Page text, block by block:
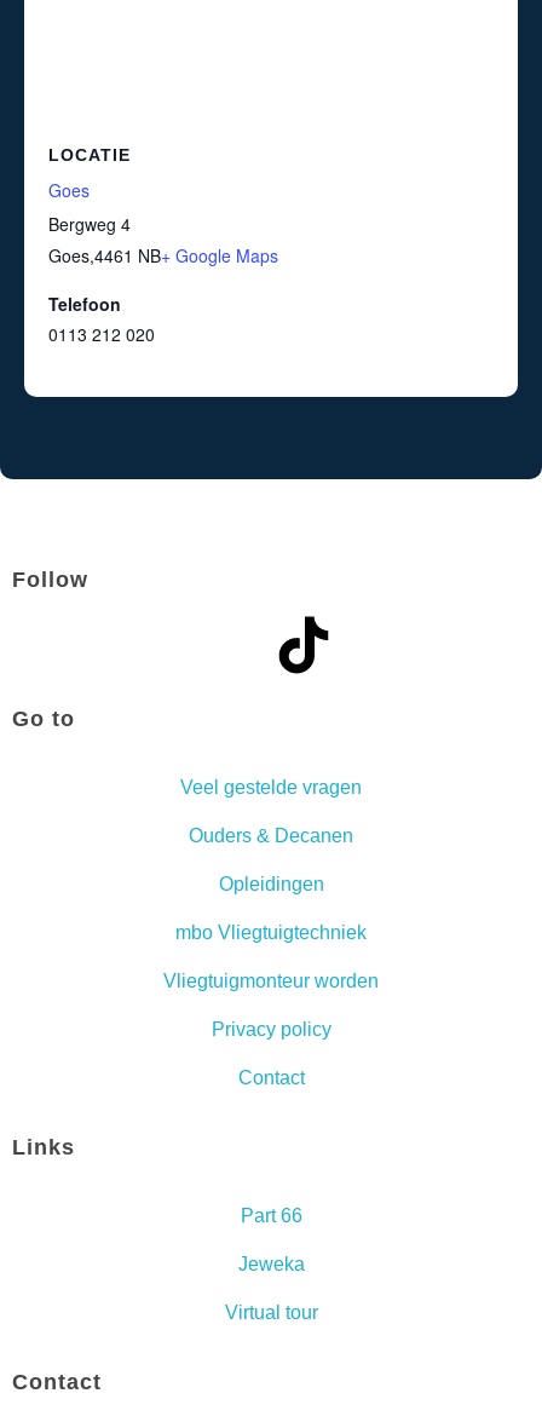
LOCATIE
Goes
Bergweg 4
Goes,4461 NB+ Google Maps
Telefoon
0113 212 020
Follow
Go to
Veel gestelde vragen
Ouders & Decanen
Opleidingen
mbo Vliegtuigtechniek
Vliegtuigmonteur worden
Privacy policy
Contact
Links
Part 66
Jeweka
Virtual tour
Contact